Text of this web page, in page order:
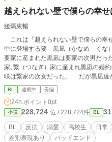
越えられない壁で僕らの幸せ
綾瑪東暢
これは『越えられない壁で僕らの幸
中に登場する要 黒凪（かなめ くな）の物語です。 女
要家に産まれた黒凪は要家の次男だ
家､繋（つなぎ）家に産まれ黒凪の婚
咲は繋家の次女だった。 だが黒凪達
け反抗的になっていた。 とうとう二
しまった。 黒凪はなんとか隠し通し
えて黒凪の人生が狂い始めてしまった。
BL 連載中 長編
24h.ポイント 0pt
小説 228,724 位 / 228,724件 BL
BL 反抗 溺愛 高校生 日常
差別表現あり
バッドエンド